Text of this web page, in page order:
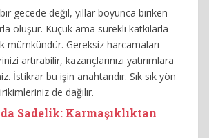
gecede değil, yıllar boyunca biriken
oluşur. Küçük ama sürekli katkılarla
mümkündür. Gereksiz harcamaları
artırabilir, kazançlarınızı yatırımlara
İstikrar bu işin anahtarıdır. Sık sık yön
de dağılır.
Sadelik: Karmaşıklıktan